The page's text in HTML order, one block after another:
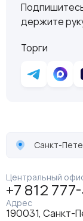
держите
Торги
Санкт-
Центральный
+7 812
Адрес
190031, Санкт-